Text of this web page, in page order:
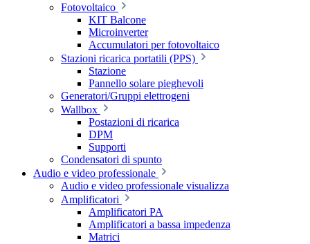
Fotovoltaico
KIT Balcone
Microinverter
Accumulatori per fotovoltaico
Stazioni ricarica portatili (PPS)
Stazione
Pannello solare pieghevoli
Generatori/Gruppi elettrogeni
Wallbox
Postazioni di ricarica
DPM
Supporti
Condensatori di spunto
Audio e video professionale
Audio e video professionale visualizza
Amplificatori
Amplificatori PA
Amplificatori a bassa impedenza
Matrici